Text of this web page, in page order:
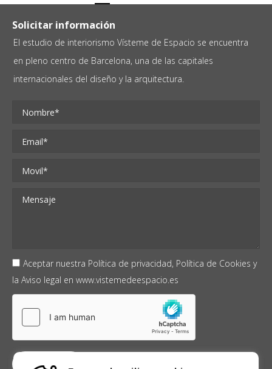
Solicitar información
El estudio de interiorismo Vísteme de Espacio se encuentra
en pleno centro de Barcelona, una de las capitales
internacionales del diseño y la arquitectura.
Aceptar nuestra Política de privacidad, Política de Cookies y
la Aviso legal en www.vistemedeespacio.es